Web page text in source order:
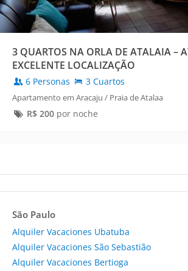
3 QUARTOS NA ORLA DE ATALAIA –
EXCELENTE LOCALIZAÇÃO
6 Personas 3 Cuartos
Apartamento em Aracaju / Praia de Atalaa
R$ 200por noche
São Paulo
Alquiler Vacaciones Ubatuba
Alquiler Vacaciones São Sebastião
Alquiler Vacaciones Bertioga